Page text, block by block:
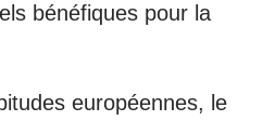
bénéfiques pour la
européennes, le